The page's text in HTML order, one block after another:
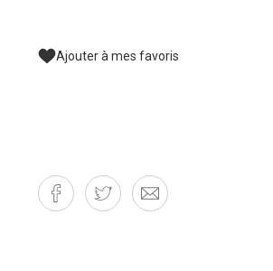
Ajouter à mes favoris